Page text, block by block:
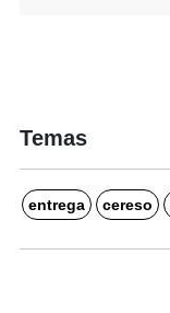
Temas
entrega cereso